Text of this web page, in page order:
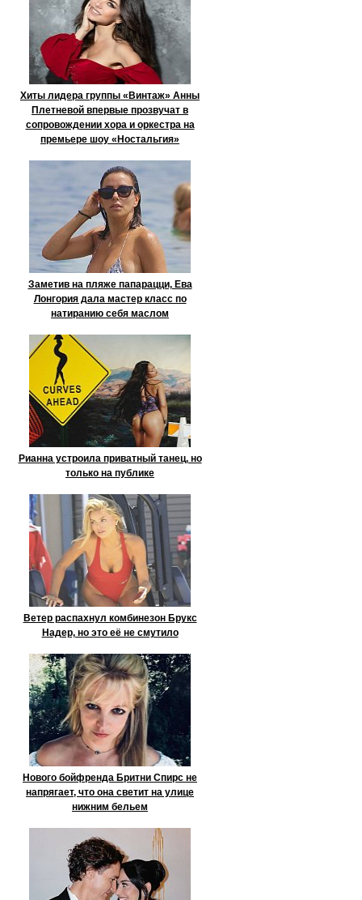
Хиты лидера группы «Винтаж» Анны
Плетневой впервые прозвучат в
сопровождении хора и оркестра на
премьере шоу «Ностальгия»
Заметив на пляже папарацци, Ева
Лонгория дала мастер класс по
натиранию себя маслом
Рианна устроила приватный танец, но
только на публике
Ветер распахнул комбинезон Брукс
Надер, но это её не смутило
Нового бойфренда Бритни Спирс не
напрягает, что она светит на улице
нижним бельем